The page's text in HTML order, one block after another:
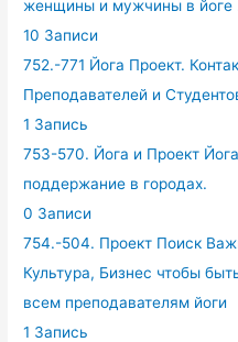
женщины и мужчины в йоге
10 Записи
752.-771 Йога Проект.
Преподавателей и
1 Запись
753-570. Йога и Проект
поддержание в городах.
0 Записи
754.-504. Проект Поиск
Культура, Бизнес чтобы
всем преподавателям йоги
1 Запись